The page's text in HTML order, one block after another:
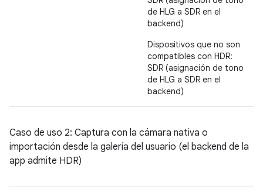
de HLG a SDR en el
backend)
Dispositivos que no son
compatibles con HDR:
SDR (asignación de tono
de HLG a SDR en el
backend)
Caso de uso 2: Captura con la cámara nativa o
importación desde la galería del usuario (el backend de la
app admite HDR)